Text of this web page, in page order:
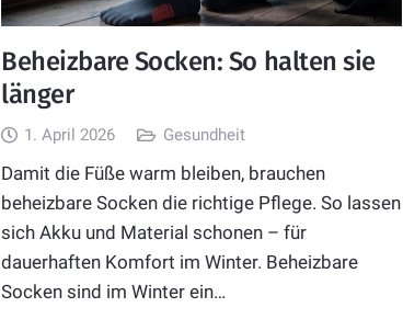
Beheizbare Socken: So halten sie
länger
1. April 2026 Gesundheit
Damit die Füße warm bleiben, brauchen
beheizbare Socken die richtige Pflege. So lassen
sich Akku und Material schonen – für
dauerhaften Komfort im Winter. Beheizbare
Socken sind im Winter ein…